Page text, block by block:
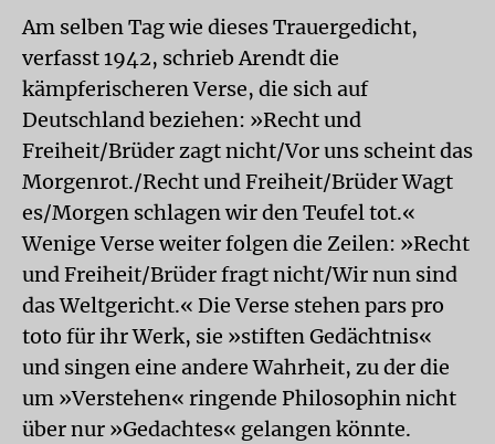
Am selben Tag wie dieses Trauergedicht,
verfasst 1942, schrieb Arendt die
kämpferischeren Verse, die sich auf
Deutschland beziehen: »Recht und
Freiheit/Brüder zagt nicht/Vor uns scheint das
Morgenrot./Recht und Freiheit/Brüder Wagt
es/Morgen schlagen wir den Teufel tot.«
Wenige Verse weiter folgen die Zeilen: »Recht
und Freiheit/Brüder fragt nicht/Wir nun sind
das Weltgericht.« Die Verse stehen pars pro
toto für ihr Werk, sie »stiften Gedächtnis«
und singen eine andere Wahrheit, zu der die
um »Verstehen« ringende Philosophin nicht
über nur »Gedachtes« gelangen könnte.